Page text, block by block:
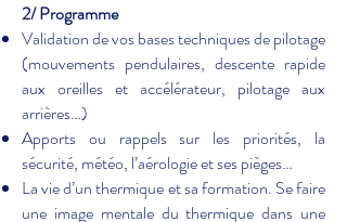
2/ Programme
Validation de vos bases techniques de pilotage
(mouvements pendulaires, descente rapide
aux oreilles et accélérateur, pilotage aux
arrières…)
Apports ou rappels sur les priorités, la
sécurité, météo, l’aérologie et ses pièges…
La vie d’un thermique et sa formation. Se faire
une image mentale du thermique dans une